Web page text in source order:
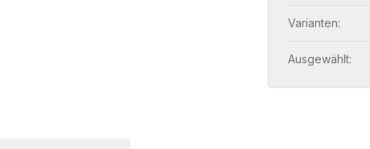
Varianten:
Ausgewählt: